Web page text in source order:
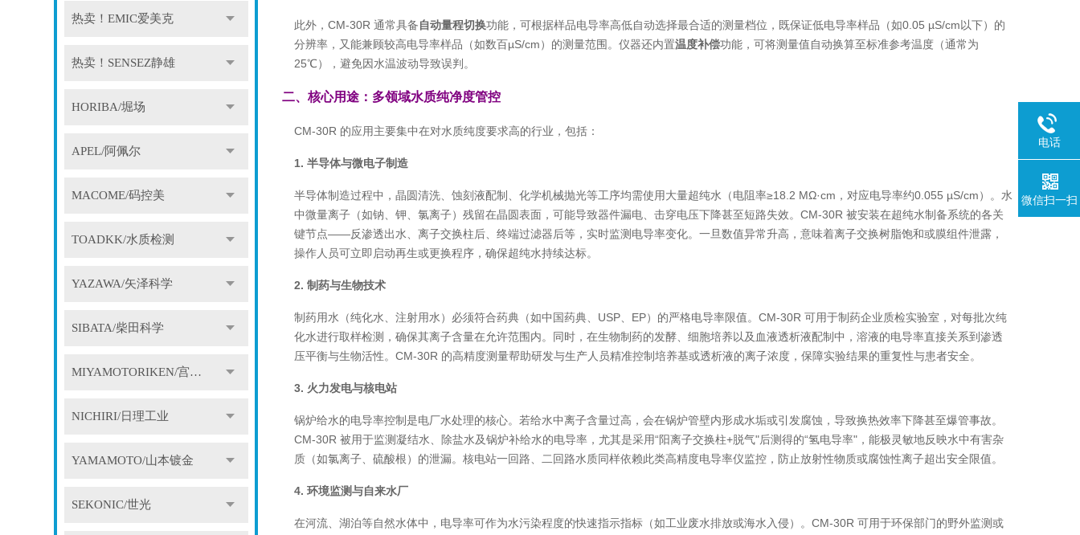
热卖！EMIC爱美克
热卖！SENSEZ静雄
HORIBA/堀场
APEL/阿佩尔
MACOME/码控美
TOADKK/水质检测
YAZAWA/矢泽科学
SIBATA/柴田科学
MIYAMOTORIKEN/宫本理研
NICHIRI/日理工业
YAMAMOTO/山本镀金
SEKONIC/世光
此外，CM-30R 通常具备自动量程切换功能，可根据样品电导率高低自动选择最合适的测量档位，既保证低电导率样品（如0.05 µS/cm以下）的
分辨率，又能兼顾较高电导率样品（如数百µS/cm）的测量范围。仪器还内置温度补偿功能，可将测量值自动换算至标准参考温度（通常为
25℃），避免因水温波动导致误判。
二、核心用途：多领域水质纯净度管控
CM-30R 的应用主要集中在对水质纯度要求高的行业，包括：
1. 半导体与微电子制造
半导体制造过程中，晶圆清洗、蚀刻液配制、化学机械抛光等工序均需使用大量超纯水（电阻率≥18.2 MΩ·cm，对应电导率约0.055 µS/cm）。水
中微量离子（如钠、钾、氯离子）残留在晶圆表面，可能导致器件漏电、击穿电压下降甚至短路失效。CM-30R 被安装在超纯水制备系统的各关
键节点——反渗透出水、离子交换柱后、终端过滤器后等，实时监测电导率变化。一旦数值异常升高，意味着离子交换树脂饱和或膜组件泄露，
操作人员可立即启动再生或更换程序，确保超纯水持续达标。
2. 制药与生物技术
制药用水（纯化水、注射用水）必须符合药典（如中国药典、USP、EP）的严格电导率限值。CM-30R 可用于制药企业质检实验室，对每批次纯
化水进行取样检测，确保其离子含量在允许范围内。同时，在生物制药的发酵、细胞培养以及血液透析液配制中，溶液的电导率直接关系到渗透
压平衡与生物活性。CM-30R 的高精度测量帮助研发与生产人员精准控制培养基或透析液的离子浓度，保障实验结果的重复性与患者安全。
3. 火力发电与核电站
锅炉给水的电导率控制是电厂水处理的核心。若给水中离子含量过高，会在锅炉管壁内形成水垢或引发腐蚀，导致换热效率下降甚至爆管事故。
CM-30R 被用于监测凝结水、除盐水及锅炉补给水的电导率，尤其是采用“阳离子交换柱+脱气"后测得的“氢电导率"，能极灵敏地反映水中有害杂
质（如氯离子、硫酸根）的泄漏。核电站一回路、二回路水质同样依赖此类高精度电导率仪监控，防止放射性物质或腐蚀性离子超出安全限值。
4. 环境监测与自来水厂
在河流、湖泊等自然水体中，电导率可作为水污染程度的快速指示指标（如工业废水排放或海水入侵）。CM-30R 可用于环保部门的野外监测或
电话
微信扫一扫